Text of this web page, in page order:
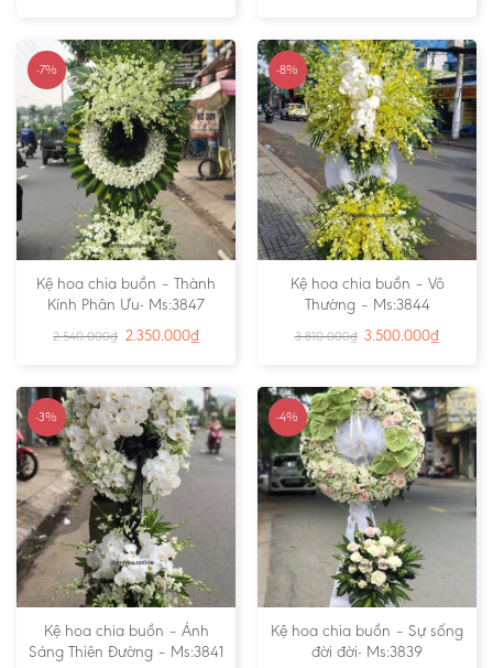
-7%
Kệ hoa chia buồn – Thành
Kính Phân Ưu- Ms:3847
2.540.000₫ 2.350.000₫
-8%
Kệ hoa chia buồn – Vô
Thường – Ms:3844
3.810.000₫ 3.500.000₫
-3%
Kệ hoa chia buồn – Ánh
Sáng Thiên Đường – Ms:3841
-4%
Kệ hoa chia buồn – Sự sống
đời đời- Ms:3839